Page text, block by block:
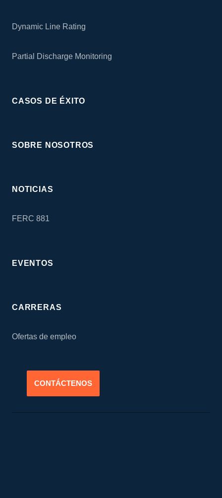
Dynamic Line Rating
Partial Discharge Monitoring
CASOS DE ÉXITO
SOBRE NOSOTROS
NOTICIAS
FERC 881
EVENTOS
CARRERAS
Ofertas de empleo
CONTÁCTENOS